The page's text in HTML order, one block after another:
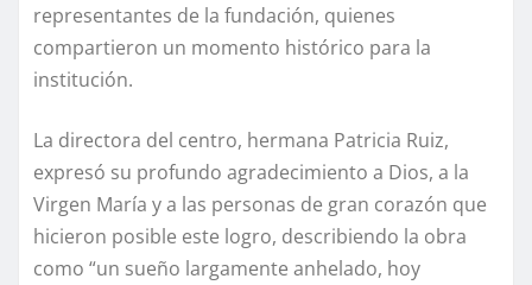
representantes de la fundación, quienes
compartieron un momento histórico para la
institución.
La directora del centro, hermana Patricia Ruiz,
expresó su profundo agradecimiento a Dios, a la
Virgen María y a las personas de gran corazón que
hicieron posible este logro, describiendo la obra
como “un sueño largamente anhelado, hoy